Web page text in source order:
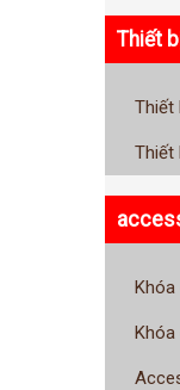
Thiết
Thiết
Thiết
Khóa
Khóa